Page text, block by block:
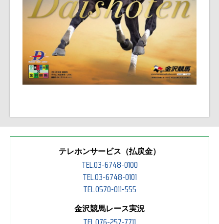
テレホンサービス（払戻金）
TEL.03-6748-0100
TEL.03-6748-0101
TEL.0570-011-555
金沢競馬レース実況